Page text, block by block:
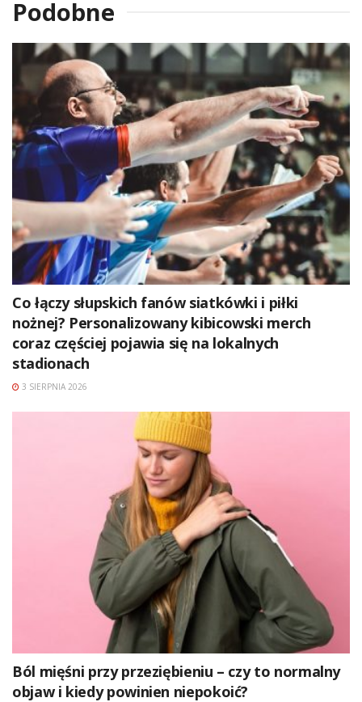
Podobne
Co łączy słupskich fanów siatkówki i piłki
nożnej? Personalizowany kibicowski merch
coraz częściej pojawia się na lokalnych
stadionach
3 SIERPNIA 2026
Ból mięśni przy przeziębieniu – czy to normalny
objaw i kiedy powinien niepokoić?